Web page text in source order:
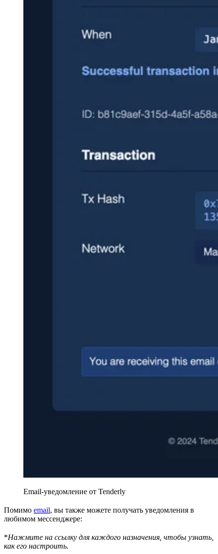
Email-уведомление от Tenderly
Помимо email, вы также можете получать уведомления в
любимом мессенджере:
*Нажмите на ссылку для каждого назначения, чтобы узнать,
как его настроить.